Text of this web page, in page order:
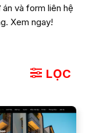
và form liên hệ
Xem ngay!
LỌC